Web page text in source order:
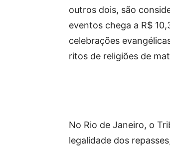
outros dois, são
eventos chega a R$
celebrações
ritos de religiões de
No Rio de Janeiro, o
legalidade dos